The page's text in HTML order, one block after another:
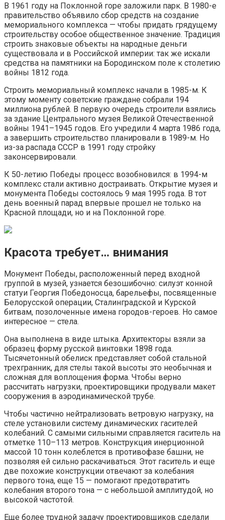
В 1961 году на Поклонной горе заложили парк. В 1980-е
правительство объявило сбор средств на создание
мемориального комплекса — чтобы придать грядущему
строительству особое общественное значение. Традиция
строить знаковые объекты на народные деньги
существовала и в Российской империи: так же искали
средства на памятники на Бородинском поле к столетию
войны 1812 года.
Строить мемориальный комплекс начали в 1985-м. К
этому моменту советские граждане собрали 194
миллиона рублей. В первую очередь строители взялись
за здание Центрального музея Великой Отечественной
войны 1941–1945 годов. Его учредили 4 марта 1986 года,
а завершить строительство планировали в 1989-м. Но
из-за распада СССР в 1991 году стройку
законсервировали.
К 50-летию Победы процесс возобновился: в 1994-м
комплекс стали активно достраивать. Открытие музея и
монумента Победы состоялось 9 мая 1995 года. В тот
день военный парад впервые прошел не только на
Красной площади, но и на Поклонной горе.
Красота требует… внимания
Монумент Победы, расположенный перед входной
группой в музей, узнается безошибочно: силуэт конной
статуи Георгия Победоносца, барельефы, посвященные
Белорусской операции, Сталинградской и Курской
битвам, позолоченные имена городов-героев. Но самое
интересное — стела.
Она выполнена в виде штыка. Архитекторы взяли за
образец форму русской винтовки 1898 года.
Тысячетонный обелиск представляет собой стальной
трехгранник, для стелы такой высоты это необычная и
сложная для воплощения форма. Чтобы верно
рассчитать нагрузки, проектировщики продували макет
сооружения в аэродинамической трубе.
Чтобы частично нейтрализовать ветровую нагрузку, на
стеле установили систему динамических гасителей
колебаний. С самыми сильными справляется гаситель на
отметке 110–113 метров. Конструкция инерционной
массой 10 тонн колеблется в противофазе башни, не
позволяя ей сильно раскачиваться. Этот гаситель и еще
две похожие конструкции отвечают за колебания
первого тона, еще 15 — помогают предотвратить
колебания второго тона — с небольшой амплитудой, но
высокой частотой.
Еще более трудной задачу проектировщиков сделали